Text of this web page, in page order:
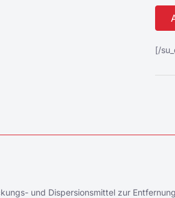
[/
und Dispersionsmittel zur